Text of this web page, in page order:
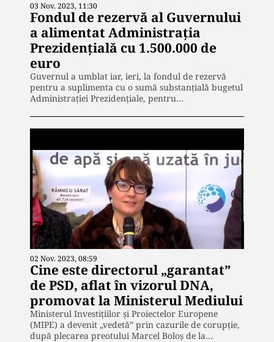
03 Nov. 2023, 11:30
Fondul de rezervă al Guvernului
a alimentat Administrația
Prezidențială cu 1.500.000 de
euro
Guvernul a umblat iar, ieri, la fondul de rezervă
pentru a suplimenta cu o sumă substanțială bugetul
Administrației Prezidențiale, pentru…
02 Nov. 2023, 08:59
Cine este directorul „garantat”
de PSD, aflat în vizorul DNA,
promovat la Ministerul Mediului
Ministerul Investițiilor și Proiectelor Europene
(MIPE) a devenit „vedetă” prin cazurile de corupție,
după plecarea preotului Marcel Boloș de la…